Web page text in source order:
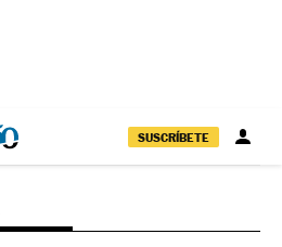
SUSCRÍBETE